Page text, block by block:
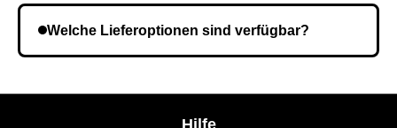
und wiederholen Sie gegebenenfalls die Bestellung.
Welche Lieferoptionen sind verfügbar?
Liefermethode wählen, die am besten zu Ihnen
Hilfe